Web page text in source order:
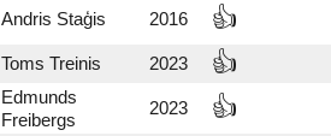
Andris Staģis 2016 👍
Toms Treinis 2023 👍
Edmunds
Freibergs
2023 👍